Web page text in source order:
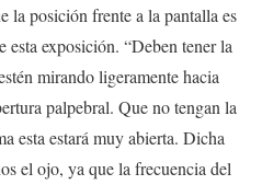
la posición frente a la pantalla es
exposición. “Deben tener la
mirando ligeramente hacia
palpebral. Que no tengan la
esta estará muy abierta. Dicha
el ojo, ya que la frecuencia del